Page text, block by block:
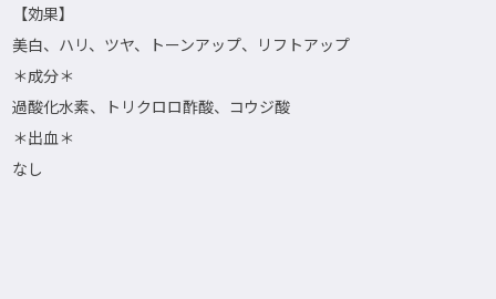
【効果】
美白、ハリ、ツヤ、トーンアップ、リフトアップ
＊成分＊
過酸化水素、トリクロロ酢酸、コウジ酸
＊出血＊
なし